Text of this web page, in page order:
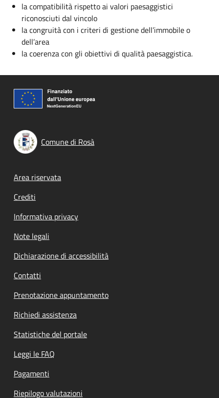
la compatibilità rispetto ai valori paesaggistici
riconosciuti dal vincolo
la congruità con i criteri di gestione dell’immobile o
dell’area
la coerenza con gli obiettivi di qualità paesaggistica.
Comune di Rosà
Footer menu
Area riservata
Crediti
Informativa privacy
Note legali
Dichiarazione di accessibilità
Contatti
Prenotazione appuntamento
Richiedi assistenza
Statistiche del portale
Leggi le FAQ
Pagamenti
Riepilogo valutazioni